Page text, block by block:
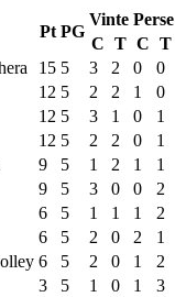
Pt PG
Vinte Perse
C T C T
15 5 3 2 0 0
12 5 2 2 1 0
12 5 3 1 0 1
12 5 2 2 0 1
9 5 1 2 1 1
9 5 3 0 0 2
6 5 1 1 1 2
6 5 2 0 2 1
6 5 2 0 1 2
3 5 1 0 1 3